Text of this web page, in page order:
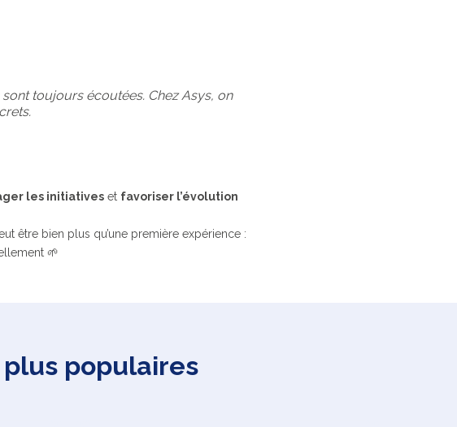
toujours écoutées. Chez Asys, on
les initiatives et favoriser l’évolution
être bien plus qu’une première expérience :
🌱
populaires